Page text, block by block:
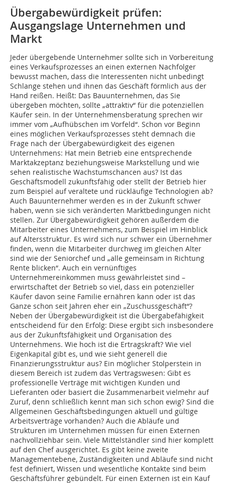
Übergabewürdigkeit prüfen:
Ausgangslage Unternehmen und
Markt
Jeder übergebende Unternehmer sollte sich in Vorbereitung
eines Verkaufsprozesses an einen externen Nachfolger
bewusst machen, dass die Interessenten nicht unbedingt
Schlange stehen und ihnen das Geschäft förmlich aus der
Hand reißen. Heißt: Das Bauunternehmen, das Sie
übergeben möchten, sollte „attraktiv“ für die potenziellen
Käufer sein. In der Unternehmensberatung sprechen wir
immer vom „Aufhübschen im Vorfeld“. Schon vor Beginn
eines möglichen Verkaufsprozesses steht demnach die
Frage nach der Übergabewürdigkeit des eigenen
Unternehmens: Hat mein Betrieb eine entsprechende
Marktakzeptanz beziehungsweise Markstellung und wie
sehen realistische Wachstumschancen aus? Ist das
Geschäftsmodell zukunftsfähig oder stellt der Betrieb hier
zum Beispiel auf veraltete und rückläufige Technologien ab?
Auch Bauunternehmer werden es in der Zukunft schwer
haben, wenn sie sich veränderten Marktbedingungen nicht
stellen. Zur Übergabewürdigkeit gehören außerdem die
Mitarbeiter eines Unternehmens, zum Beispiel im Hinblick
auf Altersstruktur. Es wird sich nur schwer ein Übernehmer
finden, wenn die Mitarbeiter durchweg im gleichen Alter
sind wie der Seniorchef und „alle gemeinsam in Richtung
Rente blicken“. Auch ein vernünftiges
Unternehmereinkommen muss gewährleistet sind –
erwirtschaftet der Betrieb so viel, dass ein potenzieller
Käufer davon seine Familie ernähren kann oder ist das
Ganze schon seit Jahren eher ein „Zuschussgeschäft“?
Neben der Übergabewürdigkeit ist die Übergabefähigkeit
entscheidend für den Erfolg: Diese ergibt sich insbesondere
aus der Zukunftsfähigkeit und Organisation des
Unternehmens. Wie hoch ist die Ertragskraft? Wie viel
Eigenkapital gibt es, und wie sieht generell die
Finanzierungsstruktur aus? Ein möglicher Stolperstein in
diesem Bereich ist zudem das Vertragswesen: Gibt es
professionelle Verträge mit wichtigen Kunden und
Lieferanten oder basiert die Zusammenarbeit vielmehr auf
Zuruf, denn schließlich kennt man sich schon ewig? Sind die
Allgemeinen Geschäftsbedingungen aktuell und gültige
Arbeitsverträge vorhanden? Auch die Abläufe und
Strukturen im Unternehmen müssen für einen Externen
nachvollziehbar sein. Viele Mittelständler sind hier komplett
auf den Chef ausgerichtet. Es gibt keine zweite
Managementebene, Zuständigkeiten und Abläufe sind nicht
fest definiert, Wissen und wesentliche Kontakte sind beim
Geschäftsführer gebündelt. Für einen Externen ist ein Kauf